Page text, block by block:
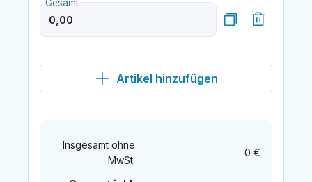
Gesamt
Artikel hinzufügen
Insgesamt ohne
MwSt.
0 €